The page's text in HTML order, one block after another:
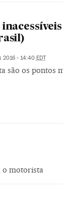
2016 - 14:40 EDT
são os pontos
o motorista